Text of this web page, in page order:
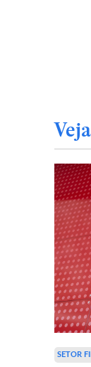
SETOR